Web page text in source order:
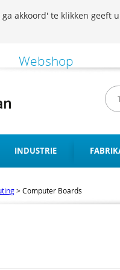
INDUSTRIE
>Computer Boards
akkoord' te klikken geeft